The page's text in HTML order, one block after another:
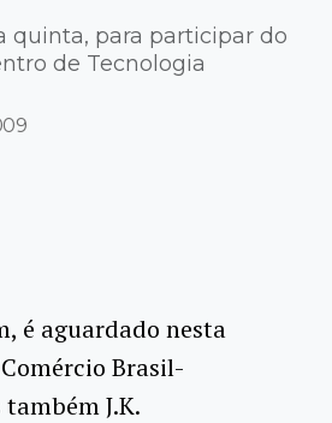
quinta, para participar do
de Tecnologia
é aguardado nesta
Brasil-
J.K.